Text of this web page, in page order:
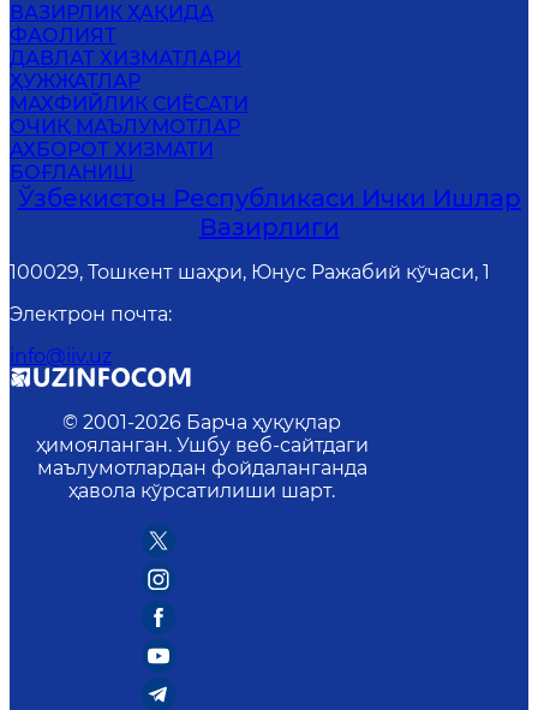
ВАЗИРЛИК ҲАҚИДА
ФАОЛИЯТ
ДАВЛАТ ХИЗМАТЛАРИ
ҲУЖЖАТЛАР
MАХФИЙЛИК СИЁСАТИ
ОЧИҚ МАЪЛУМОТЛАР
АХБОРОТ ХИЗМАТИ
БОҒЛАНИШ
Ўзбекистон Республикаси Ички Ишлар
Вазирлиги
100029, Тошкент шаҳри, Юнус Ражабий кўчаси, 1
Электрон почта:
info@iiv.uz
© 2001-2026 Барча ҳуқуқлар
ҳимояланган. Ушбу веб-сайтдаги
маълумотлардан фойдаланганда
ҳавола кўрсатилиши шарт.